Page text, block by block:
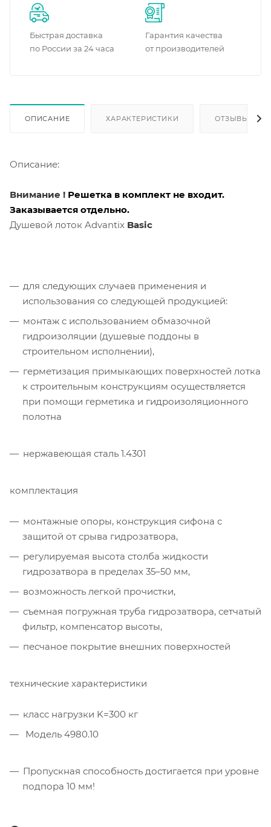
Быстрая доставка
по России за 24 часа
Гарантия качества
от производителей
ОПИСАНИЕ ХАРАКТЕРИСТИКИ ОТЗЫВЫ
Описание:
Внимание ! Решетка в комплект не входит.
Заказывается отдельно.
Душевой лоток Advantix Basic
для следующих случаев применения и
использования со следующей продукцией:
монтаж с использованием обмазочной
гидроизоляции (душевые поддоны в
строительном исполнении),
герметизация примыкающих поверхностей лотка
к строительным конструкциям осуществляется
при помощи герметика и гидроизоляционного
полотна
нержавеющая сталь 1.4301
комплектация
монтажные опоры, конструкция сифона с
защитой от срыва гидрозатвора,
регулируемая высота столба жидкости
гидрозатвора в пределах 35–50 мм,
возможность легкой прочистки,
съемная погружная труба гидрозатвора, сетчатый
фильтр, компенсатор высоты,
песчаное покрытие внешних поверхностей
технические характеристики
класс нагрузки K=300 кг
Модель 4980.10
Пропускная способность достигается при уровне
подпора 10 мм!